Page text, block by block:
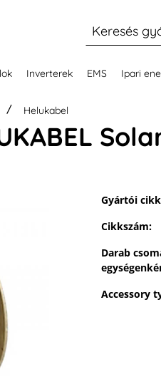
Inverterek EMS Ipari
Helukabel
Gyártói
Cikkszám:
Darab
Accessory